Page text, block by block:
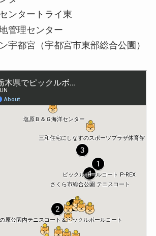
ンタートライ東
管理センター
宇都宮（宇都宮市東部総合公園）